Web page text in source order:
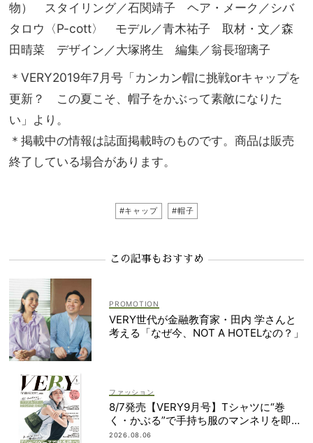
物） スタイリング／石関靖子 ヘア・メーク／シバ
タロウ〈P-cott〉 モデル／青木祐子 取材・文／森
田晴菜 デザイン／大塚將生 編集／翁長瑠璃子
＊VERY2019年7月号「カンカン帽に挑戦orキャップを
更新？ この夏こそ、帽子をかぶって素敵になりた
い」より。
＊掲載中の情報は誌面掲載時のものです。商品は販売
終了している場合があります。
#キャップ #帽子
この記事もおすすめ
VERY世代が金融教育家・田内 学さんと
考える「なぜ今、NOT A HOTELなの？」
ファッション
8/7発売【VERY9月号】Tシャツに“巻
く・かぶる”で手持ち服のマンネリを即解
決！
2026.08.06